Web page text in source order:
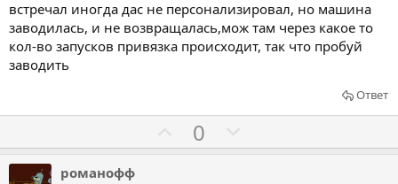
а
т
ь
а
т
т
встречал иногда дас не персонализировал, но машина
заводилась, и не возвращалась,мож там через какое то
кол-во запусков привязка происходит, так что пробуй
заводить
Ответ
о
0
о
романофф